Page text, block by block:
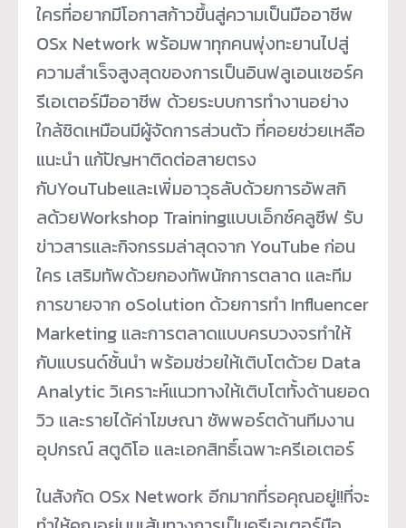
ใครที่อยากมีโอกาสก้าวขึ้นสู่ความเป็นมืออาชีพ
OSx Network พร้อมพาทุกคนพุ่งทะยานไปสู่
ความสำเร็จสูงสุดของการเป็นอินฟลูเอนเซอร์ค
รีเอเตอร์มืออาชีพ ด้วยระบบการทำงานอย่าง
ใกล้ชิดเหมือนมีผู้จัดการส่วนตัว ที่คอยช่วยเหลือ
แนะนำ แก้ปัญหาติดต่อสายตรง
กับYouTubeและเพิ่มอาวุธลับด้วยการอัพสกิ
ลด้วยWorkshop Trainingแบบเอ็กซ์คลูซีฟ รับ
ข่าวสารและกิจกรรมล่าสุดจาก YouTube ก่อน
ใคร เสริมทัพด้วยกองทัพนักการตลาด และทีม
การขายจาก oSolution ด้วยการทำ Influencer
Marketing และการตลาดแบบครบวงจรทำให้
กับแบรนด์ชั้นนำ พร้อมช่วยให้เติบโตด้วย Data
Analytic วิเคราะห์แนวทางให้เติบโตทั้งด้านยอด
วิว และรายได้ค่าโฆษณา ซัพพอร์ตด้านทีมงาน
อุปกรณ์ สตูดิโอ และเอกสิทธิ์เฉพาะครีเอเตอร์
ในสังกัด OSx Network อีกมากที่รอคุณอยู่!!ที่จะ